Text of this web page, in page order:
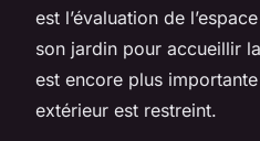
est l’évaluation de
son jardin pour accueillir
est encore plus
extérieur est restreint.